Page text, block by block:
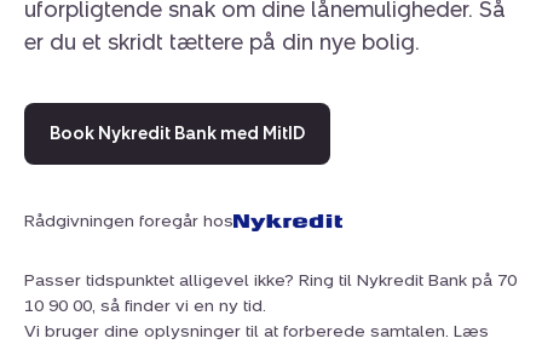
uforpligtende snak om dine lånemuligheder. Så
er du et skridt tættere på din nye bolig.
Book Nykredit Bank med MitID
Rådgivningen foregår hos
Passer tidspunktet alligevel ikke? Ring til Nykredit Bank på 70
10 90 00, så finder vi en ny tid.
Vi bruger dine oplysninger til at forberede samtalen. Læs